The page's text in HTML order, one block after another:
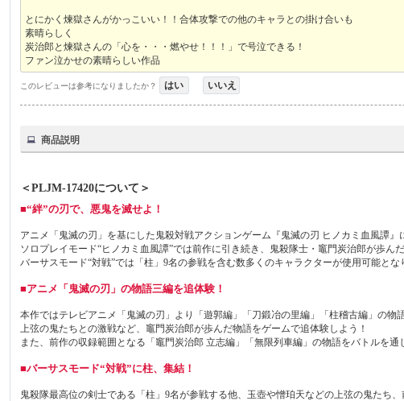
とにかく煉獄さんがかっこいい！！合体攻撃での他のキャラとの掛け合いも
素晴らしく
炭治郎と煉獄さんの「心を・・・燃やせ！！！」で号泣できる！
ファン泣かせの素晴らしい作品
このレビューは参考になりましたか？ はい いいえ
商品説明
＜PLJM-17420について＞
■“絆”の刃で、悪鬼を滅せよ！
アニメ「鬼滅の刃」を基にした鬼殺対戦アクションゲーム『鬼滅の刃 ヒノカミ血風譚』
ソロプレイモード“ヒノカミ血風譚”では前作に引き続き、鬼殺隊士・竈門炭治郎が歩ん
バーサスモード“対戦”では「柱」9名の参戦を含む数多くのキャラクターが使用可能と
■アニメ「鬼滅の刃」の物語三編を追体験！
本作ではテレビアニメ「鬼滅の刃」より「遊郭編」「刀鍛冶の里編」「柱稽古編」の物
上弦の鬼たちとの激戦など、竈門炭治郎が歩んだ物語をゲームで追体験しよう！
また、前作の収録範囲となる「竈門炭治郎 立志編」「無限列車編」の物語をバトルを通
■バーサスモード“対戦”に柱、集結！
鬼殺隊最高位の剣士である「柱」9名が参戦する他、玉壺や憎珀天などの上弦の鬼たち